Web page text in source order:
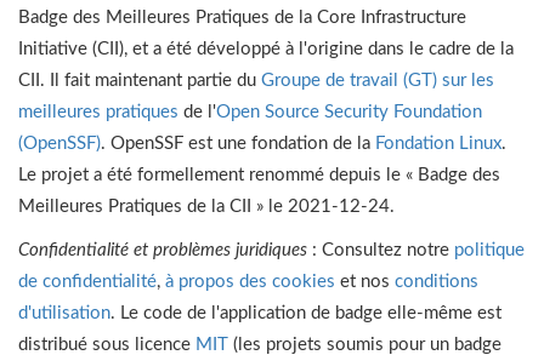
Badge des Meilleures Pratiques de la Core Infrastructure
Initiative (CII), et a été développé à l'origine dans le cadre de la
CII. Il fait maintenant partie du Groupe de travail (GT) sur les
meilleures pratiques de l'Open Source Security Foundation
(OpenSSF). OpenSSF est une fondation de la Fondation Linux.
Le projet a été formellement renommé depuis le « Badge des
Meilleures Pratiques de la CII » le 2021-12-24.
Confidentialité et problèmes juridiques : Consultez notre politique
de confidentialité, à propos des cookies et nos conditions
d'utilisation. Le code de l'application de badge elle-même est
distribué sous licence MIT
(les projets soumis pour un badge